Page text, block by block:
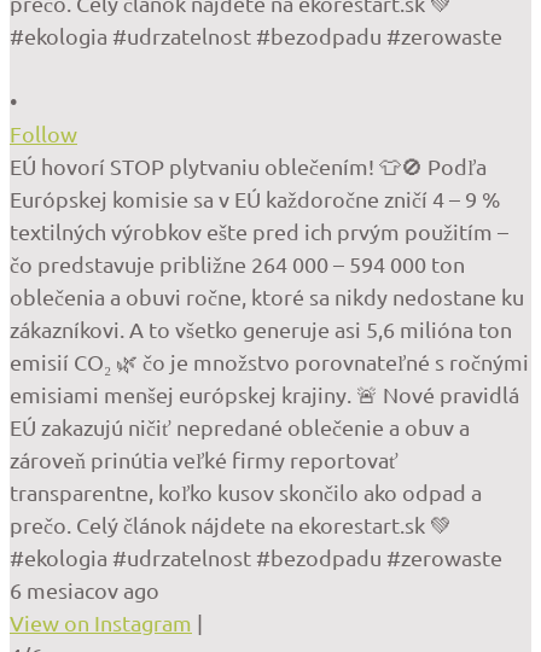
•
Follow
EÚ hovorí STOP plytvaniu oblečením! 👕🚫 Podľa
Európskej komisie sa v EÚ každoročne zničí 4 – 9 %
textilných výrobkov ešte pred ich prvým použitím –
čo predstavuje približne 264 000 – 594 000 ton
oblečenia a obuvi ročne, ktoré sa nikdy nedostane ku
zákazníkovi. A to všetko generuje asi 5,6 milióna ton
emisií CO₂ 🌿 čo je množstvo porovnateľné s ročnými
emisiami menšej európskej krajiny. 🚨 Nové pravidlá
EÚ zakazujú ničiť nepredané oblečenie a obuv a
zároveň prinútia veľké firmy reportovať
transparentne, koľko kusov skončilo ako odpad a
prečo. Celý článok nájdete na ekorestart.sk 💚
#ekologia #udrzatelnost #bezodpadu #zerowaste
6 mesiacov ago
View on Instagram |